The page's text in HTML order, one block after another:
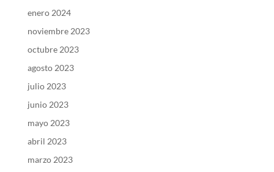
enero 2024
noviembre 2023
octubre 2023
agosto 2023
julio 2023
junio 2023
mayo 2023
abril 2023
marzo 2023